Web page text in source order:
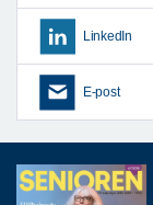
LinkedIn
E-post